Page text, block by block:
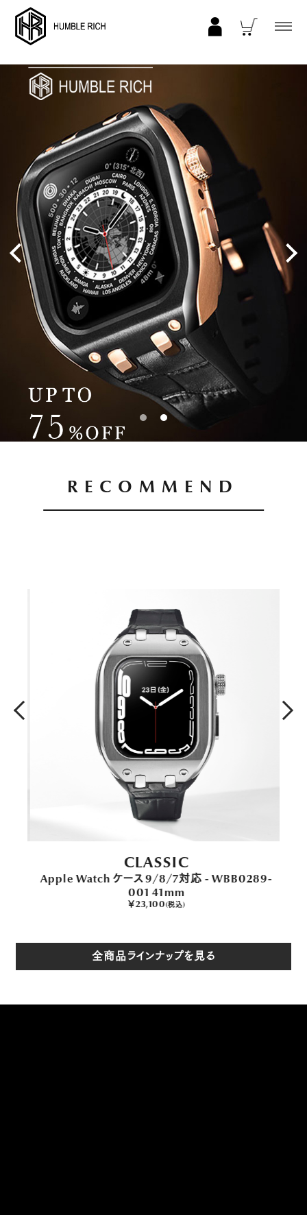
COLLECTION
ALL
AppleWatch Ultra 2/1 (49mm)
AppleWatch 11/10 (46mm)
AppleWatch 9/8/7 (41mm)
AppleWatch 9/8/7 (45mm)
AppleWatch SE 3/2/1 (40mm)
AppleWatch SE 3/2/1 (44mm)
STRAP/Accessory
Beltset
PICK UP
ABOUT
RECOMMEND
CLASSIC
Apple Watch ケース 9/8/7対応 - WBB0289-
001 41mm
￥23,100(税込)
全商品ラインナップを見る